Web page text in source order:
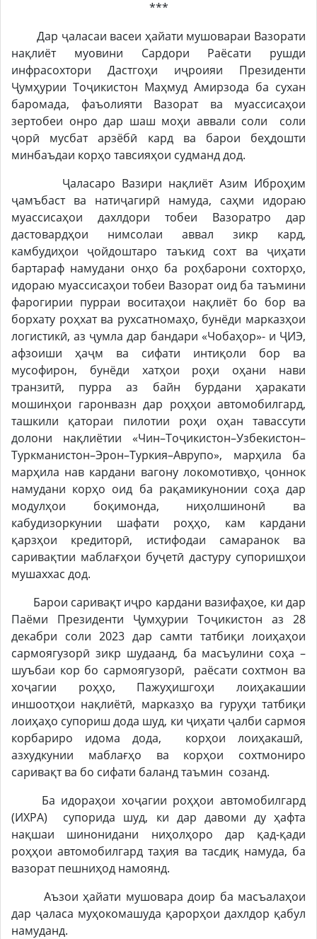
***
Дар ҷаласаи васеи ҳайати мушовараи Вазорати
нақлиёт муовини Сардори Раёсати рушди
инфрасохтори Дастгоҳи иҷроияи Президенти
Ҷумҳурии Тоҷикистон Маҳмуд Амирзода ба сухан
баромада, фаъолияти Вазорат ва муассисаҳои
зертобеи онро дар шаш моҳи аввали соли соли
ҷорӣ мусбат арзёбӣ кард ва барои беҳдошти
минбаъдаи корҳо тавсияҳои судманд дод.
Ҷаласаро Вазири нақлиёт Азим Иброҳим
ҷамъбаст ва натиҷагирӣ намуда, саҳми идораю
муассисаҳои дахлдори тобеи Вазоратро дар
дастовардҳои нимсолаи аввал зикр кард,
камбудиҳои ҷойдоштаро таъкид сохт ва ҷиҳати
бартараф намудани онҳо ба роҳбарони сохторҳо,
идораю муассисаҳои тобеи Вазорат оид ба таъмини
фарогирии пурраи воситаҳои нақлиёт бо бор ва
борхату роҳхат ва рухсатномаҳо, бунёди марказҳои
логистикӣ, аз ҷумла дар бандари «Чобаҳор»- и ҶИЭ,
афзоиши ҳаҷм ва сифати интиқоли бор ва
мусофирон, бунёди хатҳои роҳи оҳани нави
транзитӣ, пурра аз байн бурдани ҳаракати
мошинҳои гаронвазн дар роҳҳои автомобилгард,
ташкили қатораи пилотии роҳи оҳан тавассути
долони нақлиётии «Чин–Тоҷикистон–Узбекистон–
Туркманистон–Эрон–Туркия–Аврупо», марҳила ба
марҳила нав кардани вагону локомотивҳо, ҷоннок
намудани корҳо оид ба рақамикунонии соҳа дар
модулҳои боқимонда, ниҳолшинонӣ ва
кабудизоркунии шафати роҳҳо, кам кардани
қарзҳои кредиторӣ, истифодаи самаранок ва
саривақтии маблағҳои буҷетӣ дастуру супоришҳои
мушаххас дод.
Барои саривақт иҷро кардани вазифаҳое, ки дар
Паёми Президенти Ҷумҳурии Тоҷикистон аз 28
декабри соли 2023 дар самти татбиқи лоиҳаҳои
сармоягузорӣ зикр шудаанд, ба масъулини соҳа –
шуъбаи кор бо сармоягузорӣ, раёсати сохтмон ва
хоҷагии роҳҳо, Пажуҳишгоҳи лоиҳакашии
иншоотҳои нақлиётӣ, марказҳо ва гуруҳи татбиқи
лоиҳаҳо супориш дода шуд, ки ҷиҳати ҷалби сармоя
корбариро идома дода, корҳои лоиҳакашӣ,
азхудкунии маблағҳо ва корҳои сохтмониро
саривақт ва бо сифати баланд таъмин созанд.
Ба идораҳои хоҷагии роҳҳои автомобилгард
(ИХРА) супорида шуд, ки дар давоми ду ҳафта
нақшаи шинонидани ниҳолҳоро дар қад-қади
роҳҳои автомобилгард таҳия ва тасдиқ намуда, ба
вазорат пешниҳод намоянд.
Аъзои ҳайати мушовара доир ба масъалаҳои
дар ҷаласа муҳокомашуда қарорҳои дахлдор қабул
намуданд.